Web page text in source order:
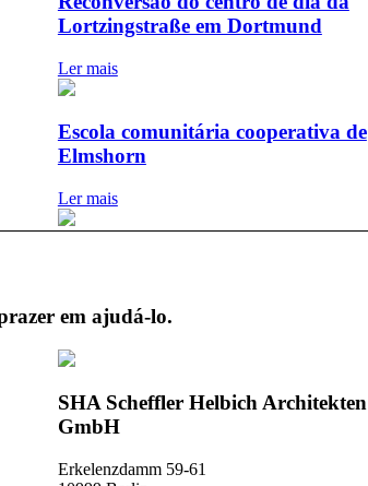
Lortzingstraße em Dortmund
Ler mais
Escola comunitária cooperativa de
Elmshorn
Ler mais
em ajudá-lo.
SHA Scheffler Helbich Architekten
GmbH
Erkelenzdamm 59-61